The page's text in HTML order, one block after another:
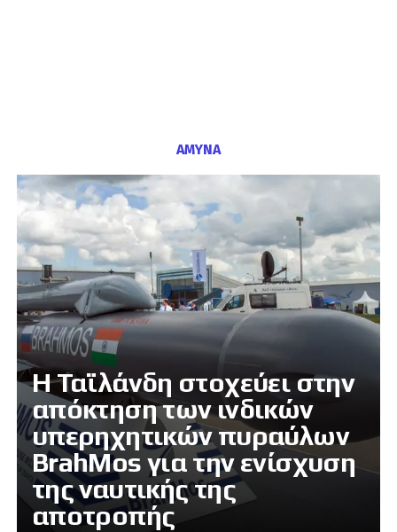
ΑΜΥΝΑ
Η Ταϊλάνδη στοχεύει στην
απόκτηση των ινδικών
υπερηχητικών πυραύλων
BrahMos για την ενίσχυση
της ναυτικής της
αποτροπής